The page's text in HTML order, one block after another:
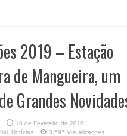
2019 – Estação
de Mangueira, um
Grandes
18 de Fevereiro de 2019
Notícias 3,597 Visualizaçoes